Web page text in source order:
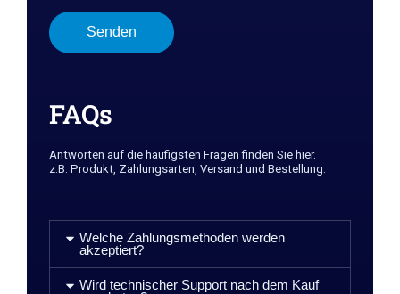
Senden
FAQs
Antworten auf die häufigsten Fragen finden Sie hier.
z.B. Produkt, Zahlungsarten, Versand und Bestellung.
Welche Zahlungsmethoden werden
akzeptiert?
Wird technischer Support nach dem Kauf